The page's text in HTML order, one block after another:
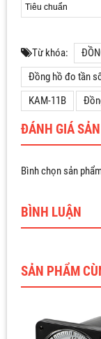
Tiêu chuẩn
Từ khóa:
Đồng hồ đo tần
KAM-11B
ĐÁNH GIÁ
Bình chọn sản
BÌNH LUẬN
SẢN PHẨM